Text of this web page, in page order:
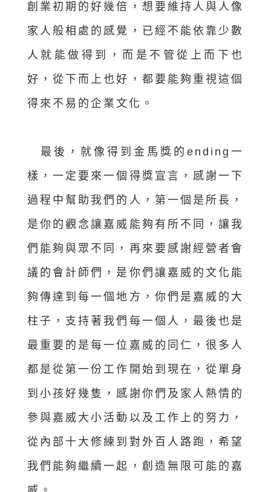
創業初期的好幾倍，想要維持人與人像
家人般相處的感覺，已經不能依靠少數
人就能做得到，而是不管從上而下也
好，從下而上也好，都要能夠重視這個
得來不易的企業文化。
最後，就像得到金馬獎的ending一
樣，一定要來一個得獎宣言，感謝一下
過程中幫助我們的人，第一個是所長，
是你的觀念讓嘉威能夠有所不同，讓我
們能夠與眾不同，再來要感謝經營者會
議的會計師們，是你們讓嘉威的文化能
夠傳達到每一個地方，你們是嘉威的大
柱子，支持著我們每一個人，最後也是
最重要的是每一位嘉威的同仁，很多人
都是從第一份工作開始到現在，從單身
到小孩好幾隻，感謝你們及家人熱情的
參與嘉威大小活動以及工作上的努力，
從內部十大修練到對外百人路跑，希望
我們能夠繼續一起，創造無限可能的嘉